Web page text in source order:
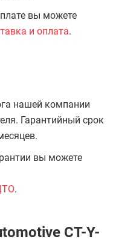
вы можете
и оплата.
нашей компании
Гарантийный срок
вы можете
.
CT-Y-